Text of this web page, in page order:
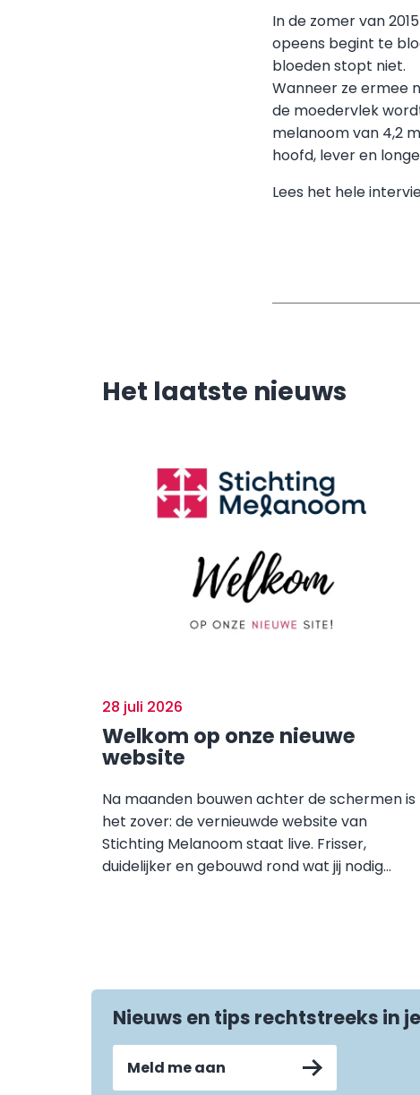
In de zomer van
opeens begint te
bloeden stopt niet.
Wanneer ze ermee
de moedervlek
melanoom van 4,2
hoofd, lever en
Lees het hele
Het laatste nieuws
28 juli 2026
Welkom op onze nieuwe
website
Na maanden bouwen achter de schermen is
het zover: de vernieuwde website van
Stichting Melanoom staat live. Frisser,
duidelijker en gebouwd rond wat jij nodig...
Nieuws en tips rechtstreeks in
Meld me aan